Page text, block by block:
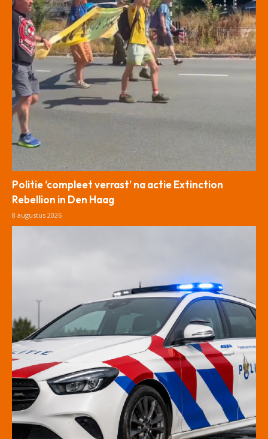
Politie ‘compleet verrast’ na actie Extinction
Rebellion in Den Haag
8 augustus 2026